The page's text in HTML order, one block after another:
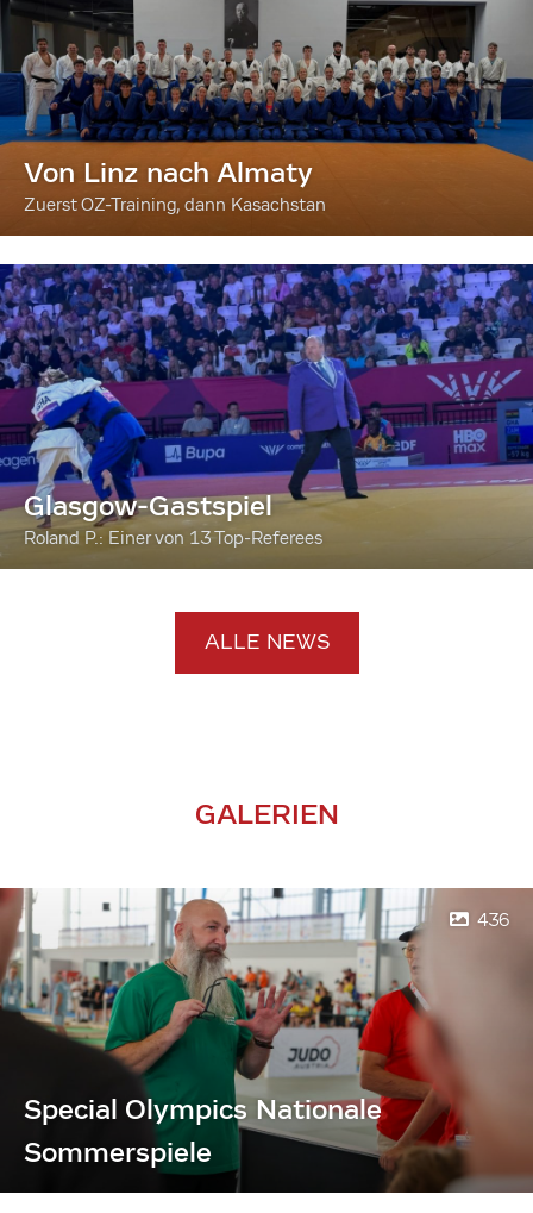
Von Linz nach Almaty
Zuerst OZ-Training, dann Kasachstan
Glasgow-Gastspiel
Roland P.: Einer von 13 Top-Referees
ALLE NEWS
GALERIEN
436
Special Olympics Nationale
Sommerspiele